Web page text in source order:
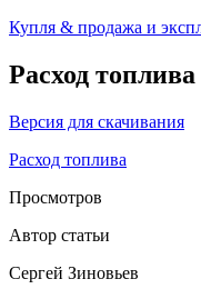
Купля & продажа и
Расход
Версия для скачивания
Расход топлива
Просмотров
Автор статьи
Сергей Зиновьев